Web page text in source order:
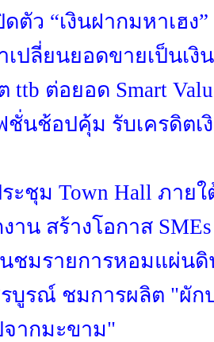
ตัว “เงินฝากมหาเฮง
ปลี่ยนยอดขายเป็นเงิ
ttb ต่อยอด Smart
นช้อปคุ้ม รับเครดิตเ
ะชุม Town Hall ภายใ
าน สร้างโอกาส
ชมรายการหอมแผ่นดิ
บูรณ์ ชมการผลิต "ผัก
ากมะขาม"